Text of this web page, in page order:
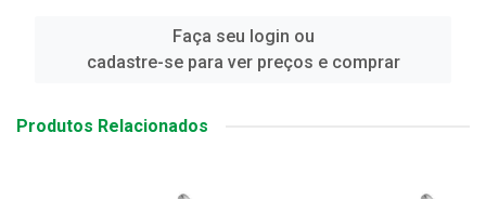
Faça seu login ou
cadastre-se para ver preços e comprar
Produtos Relacionados